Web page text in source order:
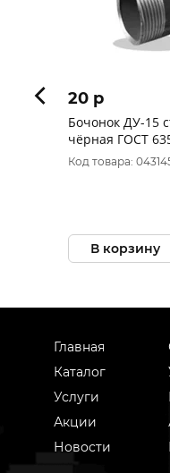
20 p
Бочонок ДУ-15
чёрная ГОСТ
Код товара:
В корзину
Главная
Каталог
Услуги
Акции
Новости